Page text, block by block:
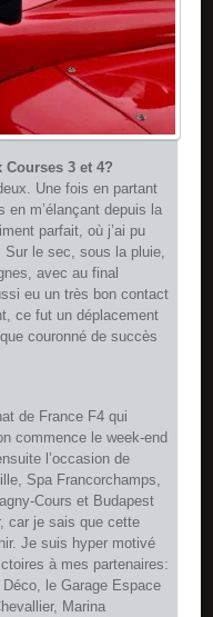
3 et 4?
Une fois en partant
en m’élançant depuis la
parfait, où j’ai pu
le sec, sous la pluie,
avec au final
eu un très bon contact
ce fut un déplacement
couronné de succès
de France F4 qui
commence le week-end
l’occasion de
Spa Francorchamps,
Cours et Budapest
car je sais que cette
Je suis hyper motivé
à mes partenaires:
le Garage Espace
Marina